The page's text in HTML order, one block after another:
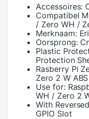
Accessoires:
Compatibel
/ Zero WH /
Merknaam:
Oorsprong:
Plastic
Protection
Rasberry Pi
Zero 2 W
Use for:
WH / Zero 2
With
GPIO Slot